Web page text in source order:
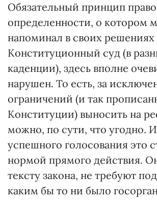
Обязательный принцип
определенности, о котором
напоминал в своих решениях
Конституционный суд (в
каденции), здесь вполне
нарушен. То есть, за
ограничений (и так
Конституции) выносить на
можно, по сути, что угодно.
успешного голосования это
нормой прямого действия.
тексту закона, не требуют
каким бы то ни было